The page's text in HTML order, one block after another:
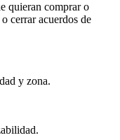
quieran comprar o
cerrar acuerdos de
y zona.